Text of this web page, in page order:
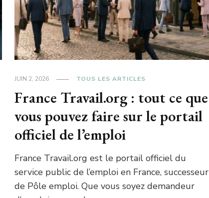
JUIN 2, 2026 TOUS LES ARTICLES
France Travail.org : tout ce que
vous pouvez faire sur le portail
officiel de l’emploi
France Travail.org est le portail officiel du
service public de l’emploi en France, successeur
de Pôle emploi. Que vous soyez demandeur